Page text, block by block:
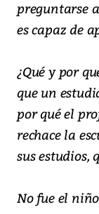
preguntarse
es capaz de
¿Qué y por
que un
por qué el
rechace la
sus estudios,
No fue el